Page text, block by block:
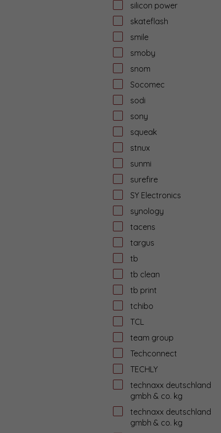
silicon power
skateflash
smile
smoby
snom
Socomec
sodi
sony
squeak
stnux
sunmi
surefire
SY Electronics
synology
tacens
targus
tb
tb clean
tb print
tchibo
TCL
team group
Techconnect
TECHLY
technaxx deutschland
gmbh & co. kg
technaxx deutschland
gmbh & co. kg